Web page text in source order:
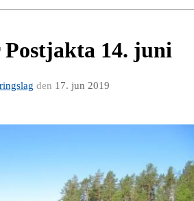
Postjakta 14. juni
den 17. jun 2019